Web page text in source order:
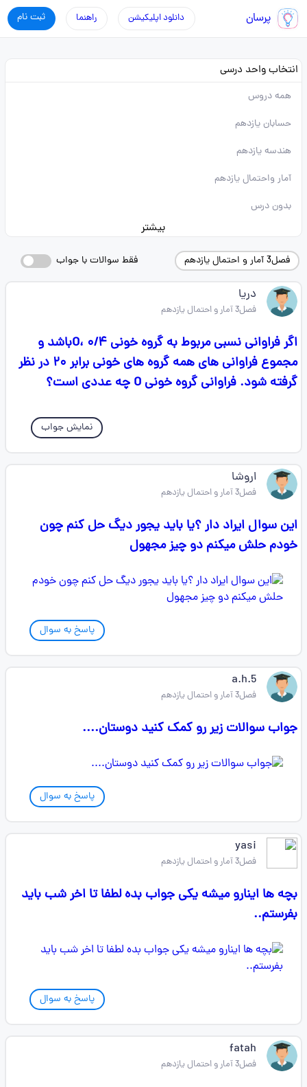
پرسان ثبت نام راهنما دانلود اپلیکیشن
انتخاب واحد درسی
همه دروس
حسابان یازدهم
هندسه یازدهم
آمار واحتمال یازدهم
بدون درس
بیشتر
فصل3 آمار و احتمال یازدهم فقط سوالات با جواب
دریا
فصل3 آمار و احتمال یازدهم
اگر فراوانی نسبی مربوط به گروه خونی O، ۰/۴باشد و
مجموع فراوانی های همه گروه های خونی برابر ۲۰ در نظر
گرفته شود. فراوانی گروه خونی O چه عددی است؟
نمایش جواب
اروشا
فصل3 آمار و احتمال یازدهم
این سوال ایراد دار ؟یا باید یجور دیگ حل کنم چون
خودم حلش میکنم دو چیز مجهول
پاسخ به سوال
a.h.5
فصل3 آمار و احتمال یازدهم
جواب سوالات زیر رو کمک کنید دوستان....
پاسخ به سوال
yasi
فصل3 آمار و احتمال یازدهم
بچه ها اینارو میشه یکی جواب بده لطفا تا اخر شب باید
بفرستم..
پاسخ به سوال
fatah
فصل3 آمار و احتمال یازدهم